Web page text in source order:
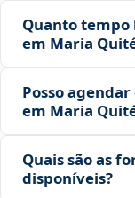
Quanto
em Maria
Posso
em Maria
Quais são as
disponíveis?